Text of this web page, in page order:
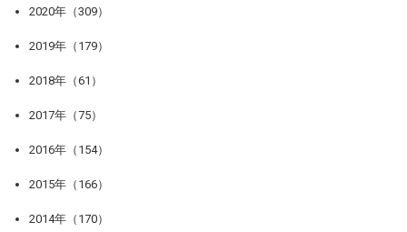
2020年（309）
2019年（179）
2018年（61）
2017年（75）
2016年（154）
2015年（166）
2014年（170）